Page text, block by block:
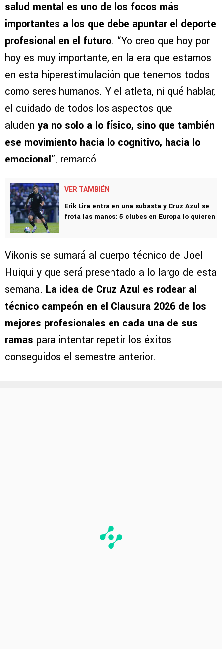
salud mental es uno de los focos más
importantes a los que debe apuntar el deporte
profesional en el futuro. “Yo creo que hoy por
hoy es muy importante, en la era que estamos
en esta hiperestimulación que tenemos todos
como seres humanos. Y el atleta, ni qué hablar,
el cuidado de todos los aspectos que
aluden ya no solo a lo físico, sino que también
ese movimiento hacia lo cognitivo, hacia lo
emocional”, remarcó.
VER TAMBIÉN
Erik Lira entra en una subasta y Cruz Azul se
frota las manos: 5 clubes en Europa lo quieren
Vikonis se sumará al cuerpo técnico de Joel
Huiqui y que será presentado a lo largo de esta
semana. La idea de Cruz Azul es rodear al
técnico campeón en el Clausura 2026 de los
mejores profesionales en cada una de sus
ramas para intentar repetir los éxitos
conseguidos el semestre anterior.